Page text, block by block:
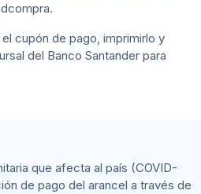
cupón de pago, imprimirlo y
del Banco Santander para
que afecta al país (COVID-
de pago del arancel a través de